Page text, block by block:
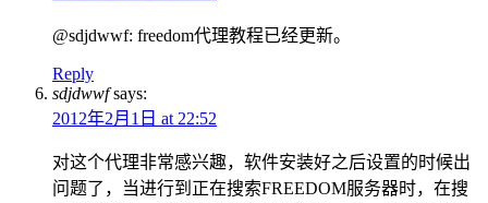
@sdjdwwf: freedom代理教程已经更新。
Reply
sdjdwwf says:
2012年2月1日 at 22:52
对这个代理非常感兴趣，软件安装好之后设置的时候出
问题了，当进行到正在搜索FREEDOM服务器时，在搜